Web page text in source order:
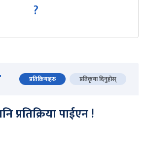
?
प्रतिक्रियाहरु प्रतिकृया दिनुहोस्
प्रतिक्रिया पाईएन !